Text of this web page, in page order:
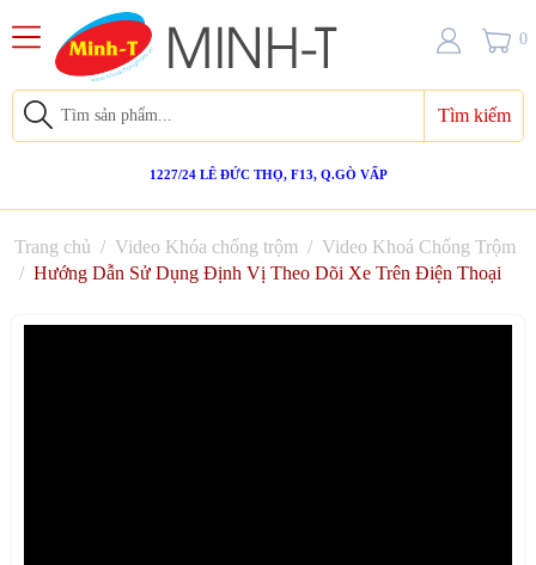
Tìm kiếm
1227/24 LÊ ĐỨC THỌ, F13, Q.GÒ VẤP
0
Trang chủ / Video Khóa chống trộm / Video Khoá Chống Trộm
/ Hướng Dẫn Sử Dụng Định Vị Theo Dõi Xe Trên Điện Thoại